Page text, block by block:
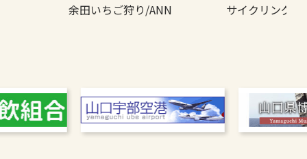
余田いちご狩り/ANN サイクリング